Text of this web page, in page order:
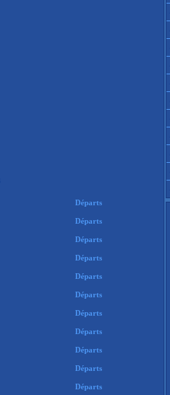
Départs
Départs
Départs
Départs
Départs
Départs
Départs
Départs
Départs
Départs
Départs